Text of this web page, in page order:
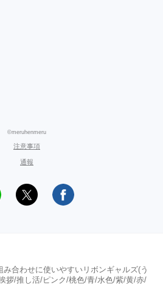
©meruhenmeru
注意事項
通報
合わせに使いやすいリボンギャルズ(う
拶/推し活/ピンク/桃色/青/水色/紫/黄/赤/